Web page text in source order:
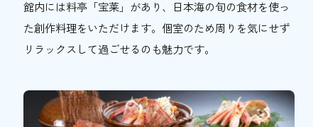
館内には料亭「宝莱」があり、日本海の旬の食材を使っ
た創作料理をいただけます。個室のため周りを気にせず
リラックスして過ごせるのも魅力です。